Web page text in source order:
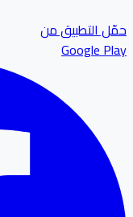
التطبيق من
Google